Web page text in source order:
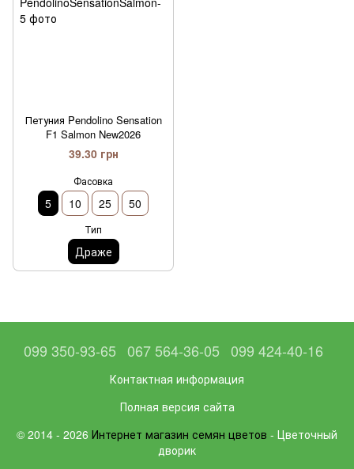
Петуния Pendolino Sensation
F1 Salmon New2026
39.30 грн
Фасовка
5 10 25 50
Тип
Драже
099 350-93-65 067 564-36-05 099 424-40-16
Контактная информация
Полная версия сайта
© 2014 - 2026 Интернет магазин семян цветов - Цветочный
дворик